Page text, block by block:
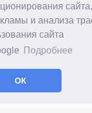
сайта,
и анализа
сайта
Подробнее
ОК